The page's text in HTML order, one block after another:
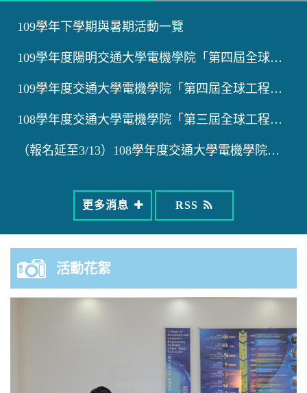
109學年下學期與暑期活動一覽
109學年度陽明交通大學電機學院「第四屆全球工程領袖培育計畫...
109學年度交通大學電機學院「第四屆全球工程領袖培育計畫Gr...
108學年度交通大學電機學院「第三屆全球工程領袖培育計畫Gr...
（報名延至3/13）108學年度交通大學電機學院「第三屆全球...
更多消息 RSS
活動花絮